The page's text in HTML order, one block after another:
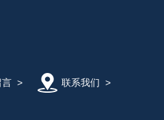
言> 联系我们 >